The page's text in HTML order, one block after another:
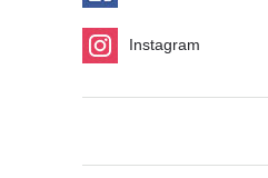
Instagram